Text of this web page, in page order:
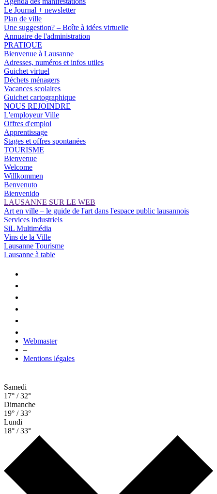
Le Journal + newsletter
Plan de ville
Une suggestion? – Boîte à idées virtuelle
Annuaire de l'administration
PRATIQUE
Bienvenue à Lausanne
Adresses, numéros et infos utiles
Guichet virtuel
Déchets ménagers
Vacances scolaires
Guichet cartographique
NOUS REJOINDRE
L'employeur Ville
Offres d'emploi
Apprentissage
Stages et offres spontanées
TOURISME
Bienvenue
Welcome
Willkommen
Benvenuto
Bienvenido
LAUSANNE SUR LE WEB
Art en ville – le guide de l'art dans l'espace public lausannois
Services industriels
SiL Multimédia
Vins de la Ville
Lausanne Tourisme
Lausanne à table
Webmaster
–
Mentions légales
Samedi
17° / 32°
Dimanche
19° / 33°
Lundi
18° / 33°